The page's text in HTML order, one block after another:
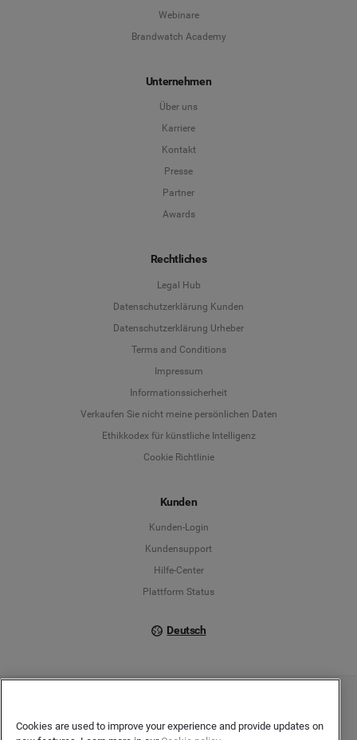
Webinare
Brandwatch Academy
Unternehmen
Über uns
Karriere
Kontakt
Presse
Partner
Awards
Rechtliches
Legal Hub
Datenschutzerklärung Kunden
Datenschutzerklärung Urheber
Terms and Conditions
Impressum
Informationssicherheit
Verkaufen Sie nicht meine persönlichen Daten
Ethikkodex für künstliche Intelligenz
Cookie Richtlinie
Kunden
Kunden-Login
Kundensupport
Hilfe-Center
Plattform Status
Deutsch
Deutsch
English
Registergericht: Amtsgericht Frankfurt am Main | Registernummer: HRB 138083 |
Cookies are used to improve your experience and provide updates on